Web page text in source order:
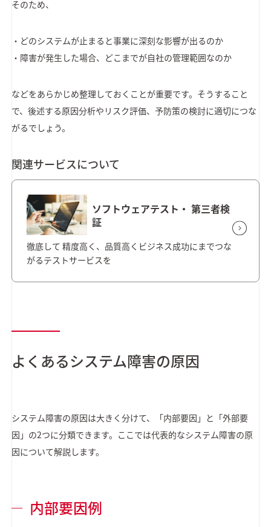
そのため、
・どのシステムが止まると事業に深刻な影響が出るのか
・障害が発生した場合、どこまでが自社の管理範囲なのか
などをあらかじめ整理しておくことが重要です。そうすること
で、後述する原因分析やリスク評価、予防策の検討に適切につな
がるでしょう。
関連サービスについて
ソフトウェアテスト・ 第三者検
証
徹底して 精度高く、品質高くビジネス成功にまでつな
がるテストサービスを
よくあるシステム障害の原因
システム障害の原因は大きく分けて、「内部要因」と「外部要
因」の2つに分類できます。ここでは代表的なシステム障害の原
因について解説します。
内部要因例